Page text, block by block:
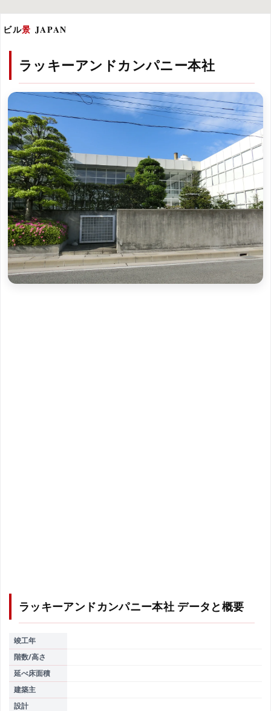
ビル景 JAPAN
ラッキーアンドカンパニー本社
ラッキーアンドカンパニー本社 データと概要
竣工年
階数/高さ
延べ床面積
建築主
設計